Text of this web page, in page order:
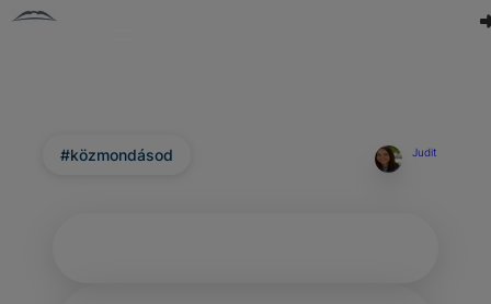
#közmondásod Judit